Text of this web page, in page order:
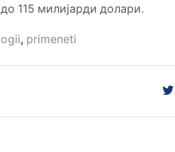
115 милијарди долари.
, primeneti